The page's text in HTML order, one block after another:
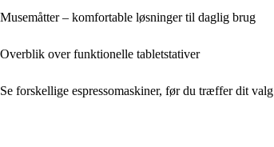
Musemåtter – komfortable løsninger til daglig brug
Overblik over funktionelle tabletstativer
Se forskellige espressomaskiner, før du træffer dit valg